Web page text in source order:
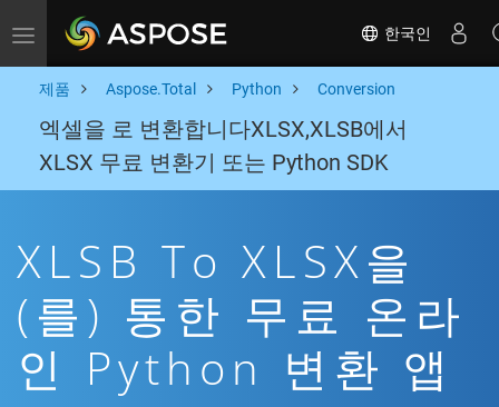
Toggle navigation 한국인
제품 Aspose.Total Python Conversion
엑셀을 로 변환합니다XLSX,XLSB에서
XLSX 무료 변환기 또는 Python SDK
XLSB To XLSX을
(를) 통한 무료 온라
인 Python 변환 앱